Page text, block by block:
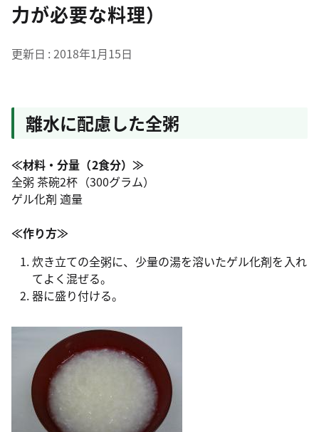
力が必要な料理）
更新日 2018年1月15日
離水に配慮した全粥
≪材料・分量（2食分）≫
全粥 茶碗2杯（300グラム）
ゲル化剤 適量
≪作り方≫
炊き立ての全粥に、少量の湯を溶いたゲル化剤を入れ
てよく混ぜる。
器に盛り付ける。